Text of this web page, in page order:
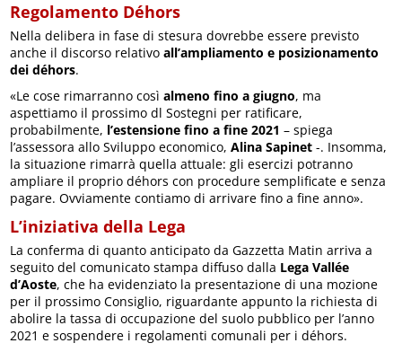
Regolamento Déhors
Nella delibera in fase di stesura dovrebbe essere previsto
anche il discorso relativoall’ampliamento e posizionamento
dei déhors.
«Le cose rimarranno cosìalmeno fino a giugno, ma
aspettiamo il prossimo dl Sostegni per ratificare,
probabilmente, l’estensione fino a fine 2021 – spiega
l’assessora allo Sviluppo economico,Alina Sapinet -. Insomma,
la situazione rimarrà quella attuale: gli esercizi potranno
ampliare il proprio déhors con procedure semplificate e senza
pagare. Ovviamente contiamo di arrivare fino a fine anno».
L’iniziativa della Lega
La conferma di quanto anticipato da Gazzetta Matin arriva a
seguito del comunicato stampa diffuso dalla Lega Vallée
d’Aoste, che ha evidenziato la presentazione di una mozione
per il prossimo Consiglio, riguardante appunto la richiesta di
abolire la tassa di occupazione del suolo pubblico per l’anno
2021 e sospendere i regolamenti comunali per i déhors.